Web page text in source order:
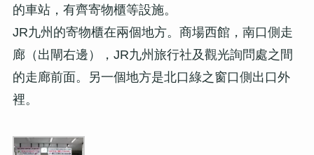
的車站，有齊寄物櫃等設施。
JR九州的寄物櫃在兩個地方。商場西館，南口側走
廊（出閘右邊），JR九州旅行社及觀光詢問處之間
的走廊前面。另一個地方是北口綠之窗口側出口外
裡。